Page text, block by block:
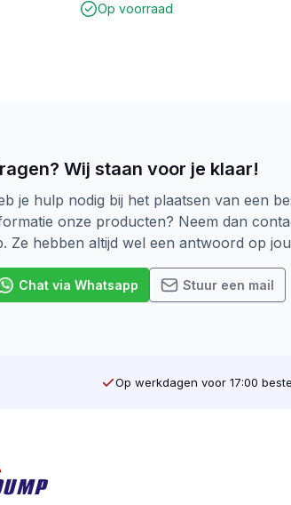
Op voorraad
Wij staan voor je klaar!
je hulp nodig bij het plaatsen van een
onze producten? Neem dan
Ze hebben altijd wel een antwoord op
Chat via Whatsapp Stuur een mail
Op werkdagen voor 17:00